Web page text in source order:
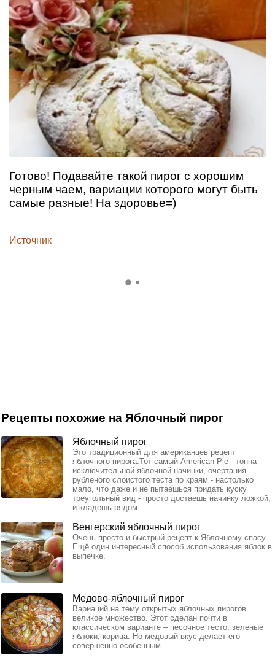
Готово! Подавайте такой пирог с хорошим
черным чаем, вариации которого могут быть
самые разные! На здоровье=)
Источник
Рецепты похожие на Яблочный пирог
Яблочный пирог
Это традиционный для американцев рецепт
яблочного пирога.Тот самый American Pie - тонна
исключительной яблочной начинки, очертания
рубленого слоистого теста по краям - настолько
мало, что даже и не пытаешься придать куску
треугольный вид - просто достаешь начинку ложкой,
и кладешь рядом.
Венгерский яблочный пирог
Очень просто и быстрый рецепт к Яблочному спасу.
Ещё один интересный способ использования яблок в
выпечке.
Медово-яблочный пирог
Вариаций на тему открытых яблочных пирогов
великое множество. Этот сделан почти в
классическом варианте – песочное тесто, зеленые
яблоки, корица. Но медовый вкус делает его
совершенно особенным.